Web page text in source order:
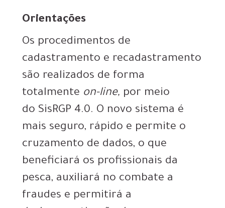
Orientações
Os procedimentos de
cadastramento e recadastramento
são realizados de forma
totalmente on-line, por meio
do SisRGP 4.0. O novo sistema é
mais seguro, rápido e permite o
cruzamento de dados, o que
beneficiará os profissionais da
pesca, auxiliará no combate a
fraudes e permitirá a